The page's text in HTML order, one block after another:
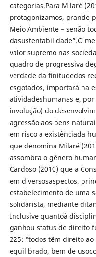
categorias.Para Milaré
protagonizamos, grande
Meio Ambiente – senão
dasustentabilidade”.O
valor supremo nas
quadro de progressiva
verdade da finitudedos
esgotados, importará na
atividadeshumanas e,
involução) do
agressão aos bens
em risco a existênciada
que denomina Milaré
assombra o gênero
Cardoso (2010) que a
em diversosaspectos,
estabelecimento de uma
solidarista, mediante
Inclusive quantoà
ganhou status de direito
225: “todos têm direito
equilibrado, bem de